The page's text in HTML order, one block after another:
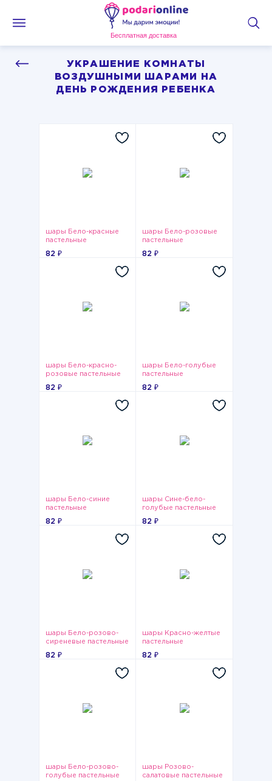
Бесплатная доставка
УКРАШЕНИЕ КОМНАТЫ
ВОЗДУШНЫМИ ШАРАМИ НА
ДЕНЬ РОЖДЕНИЯ РЕБЕНКА
шары Бело-красные
пастельные
82 ₽
шары Бело-розовые
пастельные
82 ₽
шары Бело-красно-
розовые пастельные
82 ₽
шары Бело-голубые
пастельные
82 ₽
шары Бело-синие
пастельные
82 ₽
шары Сине-бело-
голубые пастельные
82 ₽
шары Бело-розово-
сиреневые пастельные
82 ₽
шары Красно-желтые
пастельные
82 ₽
шары Бело-розово-
голубые пастельные
шары Розово-
салатовые пастельные